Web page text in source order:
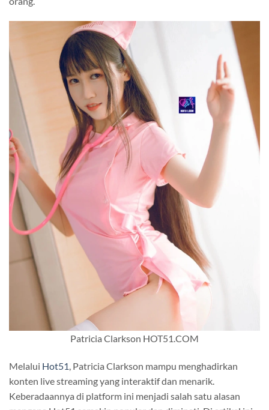
Patricia Clarkson HOT51.COM
Melalui Hot51 , Patricia Clarkson mampu menghadirkan
konten live streaming yang interaktif dan menarik.
Keberadaannya di platform ini menjadi salah satu alasan